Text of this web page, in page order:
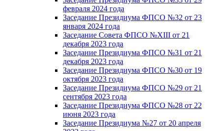
февраля 2024 года
Заседание Президиума ФПСО №32 от 23
января 2024 года
Заседание Совета ФПСО №XIII от 21
декабря 2023 года
Заседание Президиума ФПСО №31 от 21
декабря 2023 года
Заседание Президиума ФПСО №30 от 19
октября 2023 года
Заседание Президиума ФПСО №29 от 21
сентября 2023 года
Заседание Президиума ФПСО №28 от 22
июня 2023 года
Заседание Президиума №27 от 20 апреля